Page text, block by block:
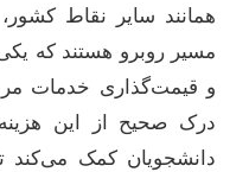
همانند سایر نقاط
مسیر روبرو هستند که
و قیمت‌گذاری خدمات
درک صحیح از این
دانشجویان کمک می‌کند